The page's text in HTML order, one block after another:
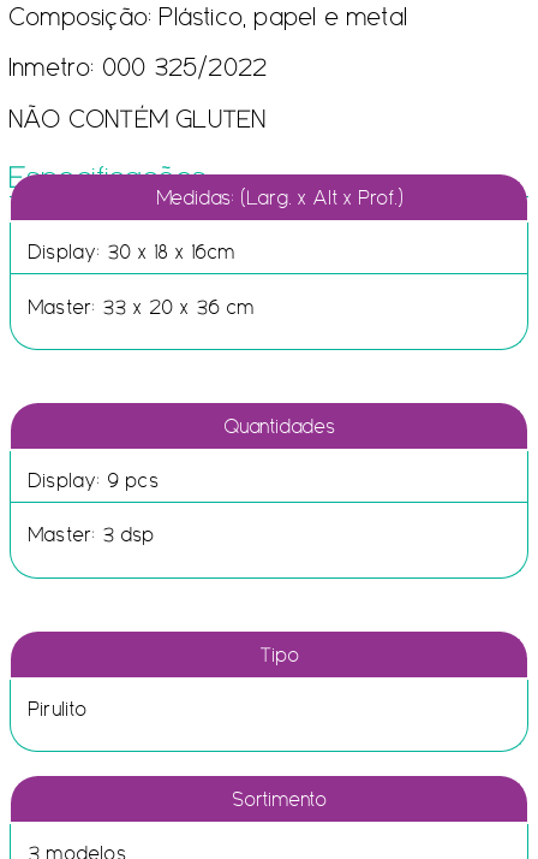
Composição: Plástico, papel e metal
Inmetro: 000 325/2022
NÃO CONTÉM GLUTEN
Especificações
Medidas: (Larg. x Alt x Prof.)
Display: 30 x 18 x 16cm
Master: 33 x 20 x 36 cm
Quantidades
Display: 9 pcs
Master: 3 dsp
Tipo
Pirulito
Sortimento
3 modelos